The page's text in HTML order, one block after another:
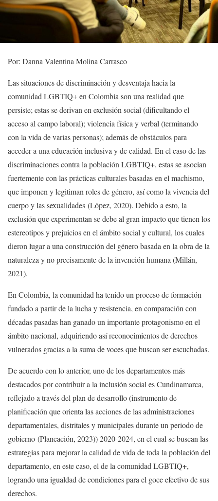
Por: Danna Valentina Molina Carrasco
Las situaciones de discriminación y desventaja hacia la
comunidad LGBTIQ+ en Colombia son una realidad que
persiste; estas se derivan en exclusión social (dificultando el
acceso al campo laboral); violencia física y verbal (terminando
con la vida de varias personas); además de obstáculos para
acceder a una educación inclusiva y de calidad. En el caso de las
discriminaciones contra la población LGBTIQ+, estas se asocian
fuertemente con las prácticas culturales basadas en el machismo,
que imponen y legitiman roles de género, así como la vivencia del
cuerpo y las sexualidades (López, 2020). Debido a esto, la
exclusión que experimentan se debe al gran impacto que tienen los
estereotipos y prejuicios en el ámbito social y cultural, los cuales
dieron lugar a una construcción del género basada en la obra de la
naturaleza y no precisamente de la invención humana (Millán,
2021).
En Colombia, la comunidad ha tenido un proceso de formación
fundado a partir de la lucha y resistencia, en comparación con
décadas pasadas han ganado un importante protagonismo en el
ámbito nacional, adquiriendo así reconocimientos de derechos
vulnerados gracias a la suma de voces que buscan ser escuchadas.
De acuerdo con lo anterior, uno de los departamentos más
destacados por contribuir a la inclusión social es Cundinamarca,
reflejado a través del plan de desarrollo (instrumento de
planificación que orienta las acciones de las administraciones
departamentales, distritales y municipales durante un periodo de
gobierno (Planeación, 2023)) 2020-2024, en el cual se buscan las
estrategias para mejorar la calidad de vida de toda la población del
departamento, en este caso, el de la comunidad LGBTIQ+,
logrando una igualdad de condiciones para el goce efectivo de sus
derechos.